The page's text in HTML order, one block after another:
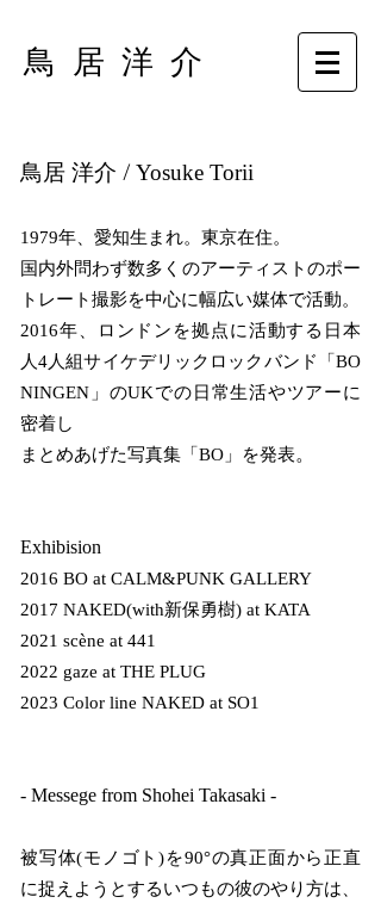
鳥 居 洋 介
鳥居 洋介 / Yosuke Torii
1979年、愛知生まれ。東京在住。
国内外問わず数多くのアーティストのポー
トレート撮影を中心に幅広い媒体で活動。
2016年、ロンドンを拠点に活動する日本
人4人組サイケデリックロックバンド「BO
NINGEN」のUKでの日常生活やツアーに
密着し
まとめあげた写真集「BO」を発表。
Exhibision
2016 BO at CALM&PUNK GALLERY
2017 NAKED(with新保勇樹) at KATA
2021 scène at 441
2022 gaze at THE PLUG
2023 Color line NAKED at SO1
- Messege from Shohei Takasaki -
被写体(モノゴト)を90°の真正面から正直
に捉えようとするいつもの彼のやり方は、